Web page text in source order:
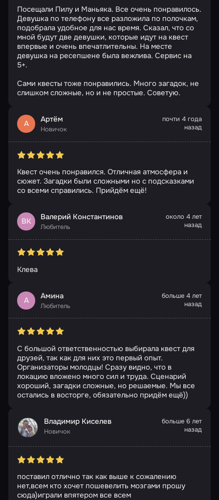
Посещали Пилу и Маньяка. Все очень понравилось.
Девушка по телефону все разложила по полочкам,
подобрала удобное для нас время. Сказал, что со
мной будут две девушки, которые идут на квест
впервые и очень впечатлительны. На месте
девушка на ресепшене была вежлива. Сервис на
5+.
Сами квесты тоже понравились. Много загадок, не
слишком сложные, но и не простые. Советую.
А Артём
Новичок
почти 4 года
назад
Квест очень понравился. Отличная атмосфера и
сюжет. Загадки были сложными но с подсказками
со всеми справились. Прийдём ещё!
ВК Валерий Константинов
Любитель
около 4 лет
назад
Клева
А Амина
Любитель
больше 4 лет
назад
С большой ответственностью выбирала квест для
друзей, так как для них это первый опыт.
Организаторы молодцы! Сразу видно, что в
локацию вложено много сил и труда. Сценарий
хороший, загадки сложные, но решаемые. Мы все
остались в восторге, обязательно придём ещё))
Владимир Киселев
Новичок
больше 6 лет
назад
поставил отлично так как выше к сожалению
нет,всем кто хочет пошевелить мозгами прошу
сюда)играли впятером все всем